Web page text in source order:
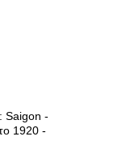
Saigon -
1920 -